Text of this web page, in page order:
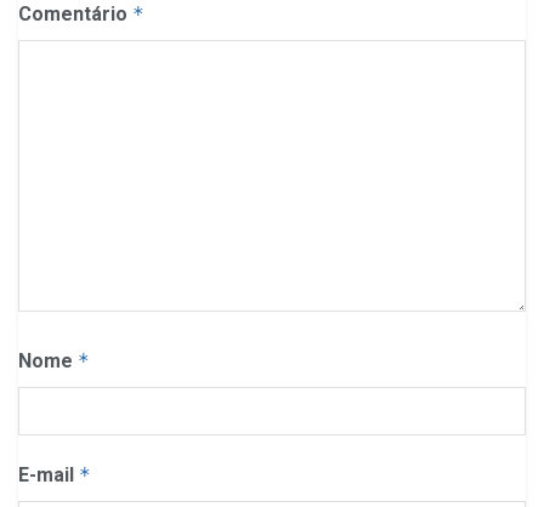
Comentário *
Nome *
E-mail *